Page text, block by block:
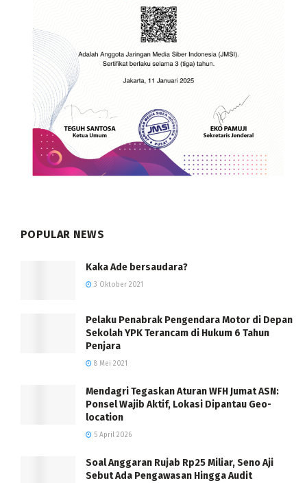
POPULAR NEWS
Kaka Ade bersaudara?
3 Oktober 2021
Pelaku Penabrak Pengendara Motor di Depan
Sekolah YPK Terancam di Hukum 6 Tahun
Penjara
8 Mei 2021
Mendagri Tegaskan Aturan WFH Jumat ASN:
Ponsel Wajib Aktif, Lokasi Dipantau Geo-
location
5 April 2026
Soal Anggaran Rujab Rp25 Miliar, Seno Aji
Sebut Ada Pengawasan Hingga Audit